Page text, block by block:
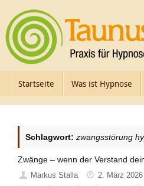
Inhalt
springen
InhaltStartseite Was ist Hypnose
Schlagwort: zwangsstörung
Zwänge – wenn der Verstand
Markus Stalla 2. März 2026